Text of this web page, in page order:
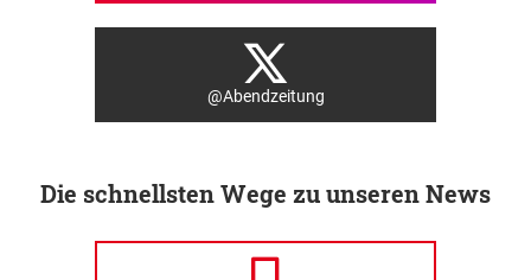
@Abendzeitung
Die schnellsten Wege zu unseren News